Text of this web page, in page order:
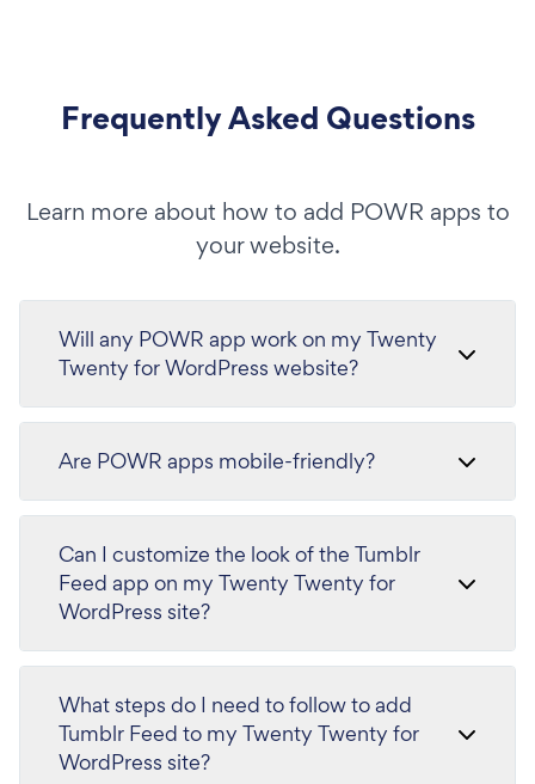
Frequently Asked Questions
Learn more about how to add POWR apps to
your website.
Will any POWR app work on my Twenty
Twenty for WordPress website?
Are POWR apps mobile-friendly?
Can I customize the look of the Tumblr
Feed app on my Twenty Twenty for
WordPress site?
What steps do I need to follow to add
Tumblr Feed to my Twenty Twenty for
WordPress site?